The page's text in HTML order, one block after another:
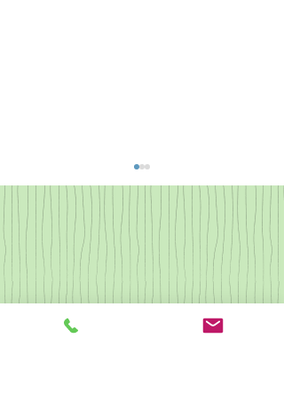
クリスマス会